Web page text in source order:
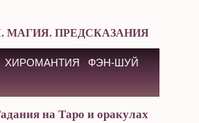
МАГИЯ. ПРЕДСКАЗАНИЯ
ХИРОМАНТИЯ
ФЭН-ШУЙ
на Таро и оракулах